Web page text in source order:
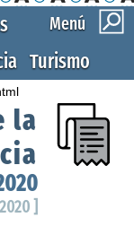
Menú
Turismo
la
]